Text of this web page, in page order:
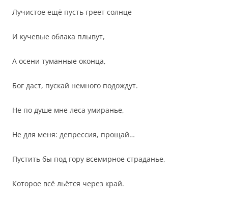
Лучистое ещё пусть греет солнце
И кучевые облака плывут,
А осени туманные оконца,
Бог даст, пускай немного подождут.
Не по душе мне леса умиранье,
Не для меня: депрессия, прощай…
Пустить бы под гору всемирное страданье,
Которое всё льётся через край.